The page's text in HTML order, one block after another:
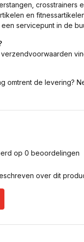
crosstrainers
en
servicepunt in de
omtrent de levering?
op 0 beoordelingen
over dit